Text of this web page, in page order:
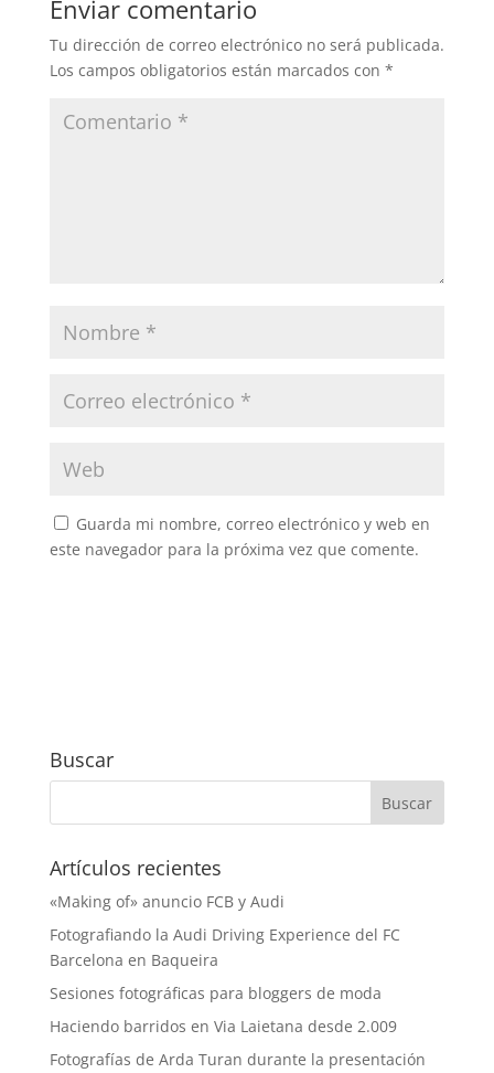
Enviar comentario
Tu dirección de correo electrónico no será publicada.
Los campos obligatorios están marcados con *
Guarda mi nombre, correo electrónico y web en
este navegador para la próxima vez que comente.
Buscar
Artículos recientes
«Making of» anuncio FCB y Audi
Fotografiando la Audi Driving Experience del FC
Barcelona en Baqueira
Sesiones fotográficas para bloggers de moda
Haciendo barridos en Via Laietana desde 2.009
Fotografías de Arda Turan durante la presentación